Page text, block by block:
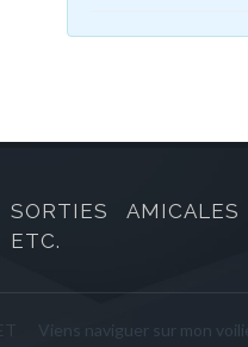
SORTIES
ETC.
Viens naviguer sur mon